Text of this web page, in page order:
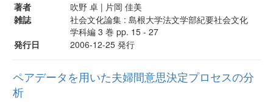
著者
吹野 卓 | 片岡 佳美
雑誌
社会文化論集 : 島根大学法文学部紀要社会文化
学科編 3 巻 pp. 15 - 27
発行日
2006-12-25 発行
ペアデータを用いた夫婦間意思決定プロセスの分
析